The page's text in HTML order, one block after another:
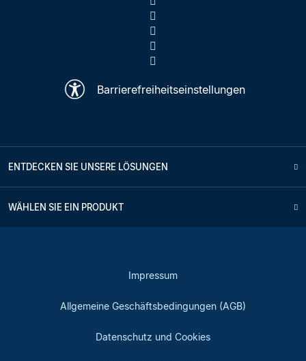
Barrierefreiheitseinstellungen
ENTDECKEN SIE UNSERE LÖSUNGEN
WÄHLEN SIE EIN PRODUKT
Impressum
Allgemeine Geschäftsbedingungen (AGB)
Datenschutz und Cookies